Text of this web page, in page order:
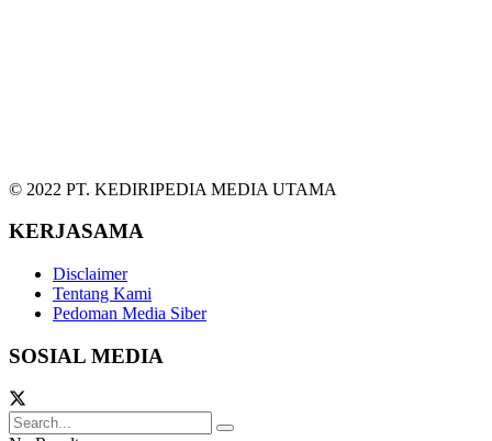
© 2022 PT. KEDIRIPEDIA MEDIA UTAMA
KERJASAMA
Disclaimer
Tentang Kami
Pedoman Media Siber
SOSIAL MEDIA